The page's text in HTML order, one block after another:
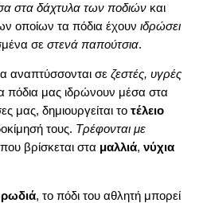
στα δάχτυλα των ποδιών και
οποίων τα πόδια έχουνιδρώσει
σεστενά παπούτσια.
αναπτύσσονται σεζεστές, υγρές
πόδια μας ιδρώνουν μέσα στα
μας, δημιουργείται τοτέλειο
τους. Τρέφονται με
βρίσκεται στα μαλλιά,νύχια
, το πόδι του αθλητή μπορεί